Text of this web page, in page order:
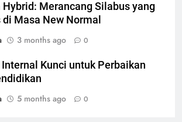
Hybrid: Merancang Silabus yang
Masa New Normal
3 months ago 0
Kunci untuk Perbaikan
5 months ago 0